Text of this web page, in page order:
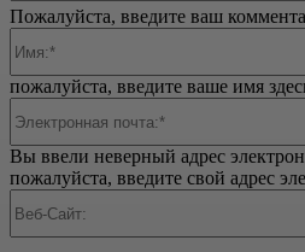
Пожалуйста, введите ваш
пожалуйста, введите ваше имя
Вы ввели неверный адрес
пожалуйста, введите свой адрес